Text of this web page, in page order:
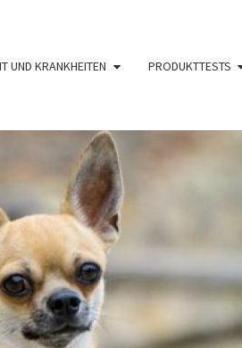
UND KRANKHEITEN PRODUKTTESTS